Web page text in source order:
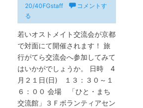
稿
日
稿
20/40FGstaff
コメントす
る
若いオストメイト交流会が京都
で対面にて開催されます！ 旅
行がてら交流会へ参加してみて
はいかがでしょうか。 日時 4
月２１日(日) １３：３０～１
６：００ 会場 「ひと・まち
交流館」３Ｆボランティアセン